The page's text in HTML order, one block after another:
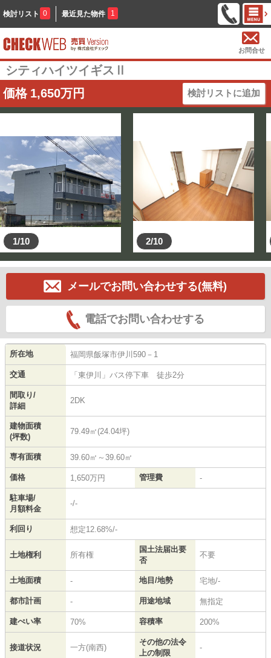
検討リスト 0 最近見た物件 1
お問合せ
シティハイツイギスⅡ
価格 1,650万円 検討リストに追加
1/10 2/10
メールでお問い合わせする(無料)
電話でお問い合わせする
所在地 福岡県飯塚市伊川 590－1
交通 「東伊川」バス停下車 徒歩2分
間取り/
詳細
2DK
建物面積
(坪数)
79.49㎡(24.04坪)
専有面積 39.60㎡～39.60㎡
価格 1,650万円 管理費 -
駐車場/
月額料金
-/-
利回り 想定12.68%/-
土地権利 所有権
国土法届出要
否
不要
土地面積 - 地目/地勢 宅地/-
都市計画 - 用途地域 無指定
建ぺい率 70% 容積率 200%
接道状況 一方(南西)
その他の法令
上の制限
-